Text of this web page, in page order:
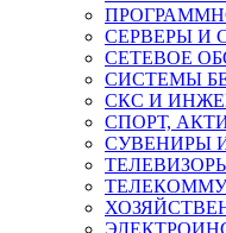
СЕРВЕРЫ И
СЕТЕВОЕ
СИСТЕМЫ
СКС И
СПОРТ,
СУВЕНИРЫ